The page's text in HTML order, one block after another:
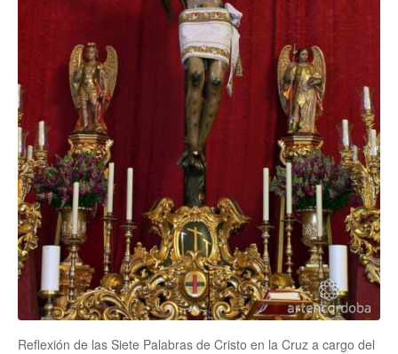
Reflexión de las Siete Palabras de Cristo en la Cruz a cargo del